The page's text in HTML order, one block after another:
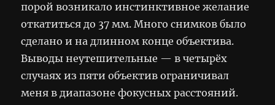
порой возникало инстинктивное желание
откатиться до 37 мм. Много снимков было
сделано и на длинном конце объектива.
Выводы неутешительные — в четырёх
случаях из пяти объектив ограничивал
меня в диапазоне фокусных расстояний.